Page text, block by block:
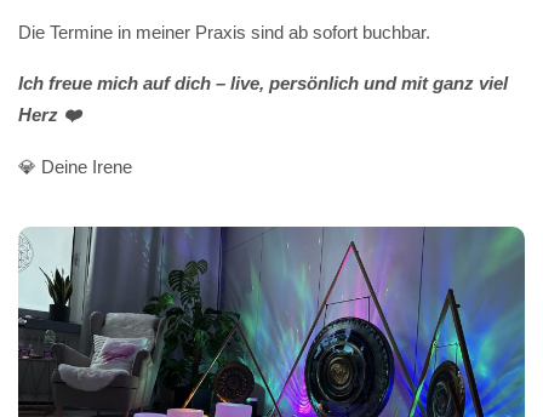
Die Termine in meiner Praxis sind ab sofort buchbar.
Ich freue mich auf dich – live, persönlich und mit ganz viel
Herz ❤️
💎 Deine Irene